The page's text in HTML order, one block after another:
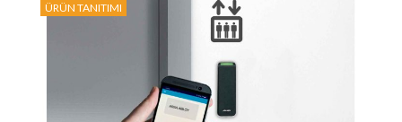
ÜRÜN TANITIMI